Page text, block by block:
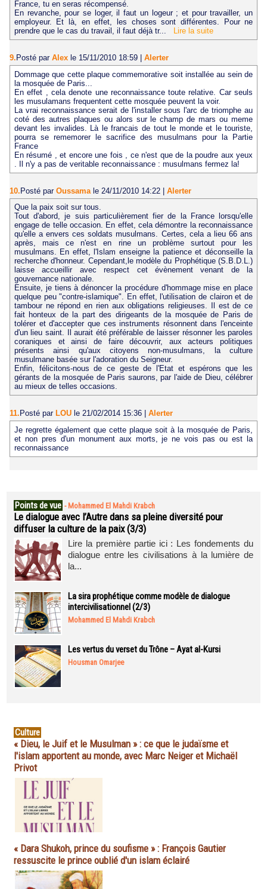
France, tu en seras récompensé.
En revanche, pour se loger, il faut un logeur ; et pour travailler, un
employeur. Et là, en effet, les choses sont différentes. Pour ne
prendre que le cas du travail, il faut déjà tr...
Lire la suite
9. Posté par Alex le 15/11/2010 18:59
Alerter
Dommage que cette plaque commemorative soit installée au sein de
la mosquée de Paris...
En effet , cela denote une reconnaissance toute relative. Car seuls
les musulamans frequentent cette mosquée peuvent la voir.
La vrai reconnaissance serait de l'installer sous l'arc de triomphe au
coté des autres plaques ou alors sur le champ de mars ou meme
devant les invalides. Là le francais de tout le monde et le touriste,
pourra se rememorer le sacrifice des musulmans pour la Partie
France
En résumé , et encore une fois , ce n'est que de la poudre aux yeux
. Il n'y a pas de veritable reconnaissance : musulmans fermez la!
10.Posté par Oussama le 24/11/2010 14:22 | Alerter
Que la paix soit sur tous.
Tout d'abord, je suis particulièrement fier de la France lorsqu'elle
engage de telle occasion. En effet, cela démontre la reconnaissance
qu'elle a envers ces soldats musulmans. Certes, cela a lieu 66 ans
après, mais ce n'est en rine un problème surtout pour les
musulmans. En effet, l'Islam enseigne la patience et déconseille la
recherche d'honneur. Cependant,le modèle du Prophétique (S.B.D.L.)
laisse accueillir avec respect cet évènement venant de la
gouvernance nationale.
Ensuite, je tiens à dénoncer la procédure d'hommage mise en place
quelque peu "contre-islamique". En effet, l'utilisation de clairon et de
tambour ne répond en rien aux obligations religieuses. Il est de ce
fait honteux de la part des dirigeants de la mosquée de Paris de
tolérer et d'accepter que ces instruments résonnent dans l'enceinte
d'un lieu saint. Il aurait été préférable de laisser résonner les paroles
coraniques et ainsi de faire découvrir, aux acteurs politiques
présents ainsi qu'aux citoyens non-musulmans, la culture
musulmane basée sur l'adoration du Seigneur.
Enfin, félicitons-nous de ce geste de l'Etat et espérons que les
gérants de la mosquée de Paris saurons, par l'aide de Dieu, célébrer
au mieux de telles occasions.
11. Posté par LOU le 21/02/2014 15:36
Alerter
Je regrette également que cette plaque soit à la mosquée de Paris,
et non pres d'un monument aux morts, je ne vois pas ou est la
reconnaissance
Points de vue - Mohammed El Mahdi Krabch
Le dialogue avec l’Autre dans sa pleine diversité pour
diffuser la culture de la paix (3/3)
Lire la première partie ici : Les fondements du
dialogue entre les civilisations à la lumière de
la...
La sira prophétique comme modèle de dialogue
intercivilisationnel (2/3)
Mohammed El Mahdi Krabch
Les vertus du verset du Trône – Ayat al-Kursi
Housman Omarjee
Culture
« Dieu, le Juif et le Musulman » : ce que le judaïsme et
l'islam apportent au monde, avec Marc Neiger et Michaël
Privot
« Dara Shukoh, prince du soufisme » : François Gautier
ressuscite le prince oublié d'un islam éclairé